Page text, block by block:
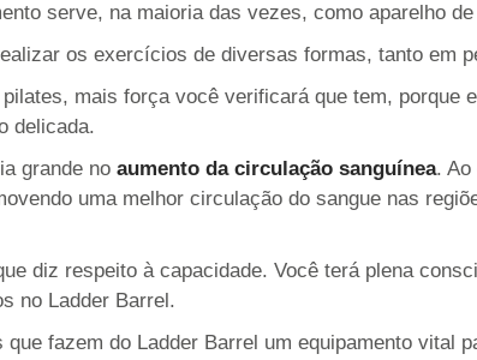
serve, na maioria das vezes, como aparelho
os exercícios de diversas formas, tanto em
mais força você verificará que tem, porque
delicada.
grande no aumento da circulação sanguínea. Ao
uma melhor circulação do sangue nas
diz respeito à capacidade. Você terá plena
no Ladder Barrel.
fazem do Ladder Barrel um equipamento vital